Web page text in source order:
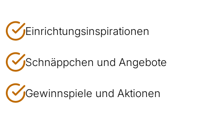
Einrichtungsinspirationen
Schnäppchen und Angebote
Gewinnspiele und Aktionen